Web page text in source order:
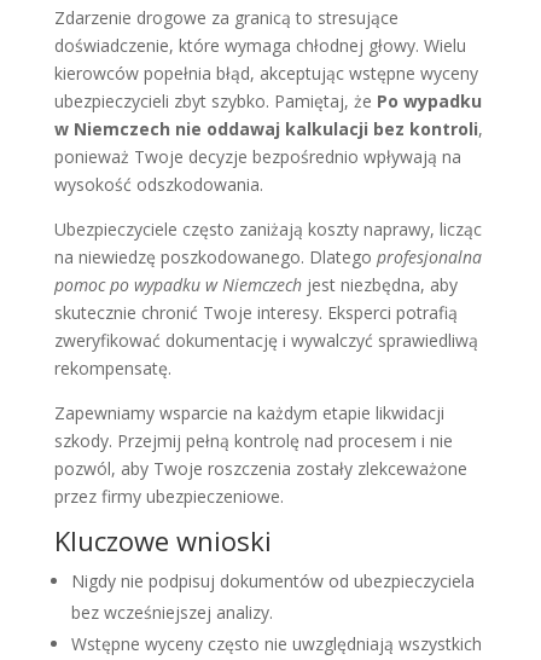
Zdarzenie drogowe za granicą to stresujące
doświadczenie, które wymaga chłodnej głowy. Wielu
kierowców popełnia błąd, akceptując wstępne wyceny
ubezpieczycieli zbyt szybko. Pamiętaj, że Po wypadku
w Niemczech nie oddawaj kalkulacji bez kontroli,
ponieważ Twoje decyzje bezpośrednio wpływają na
wysokość odszkodowania.
Ubezpieczyciele często zaniżają koszty naprawy, licząc
na niewiedzę poszkodowanego. Dlatego profesjonalna
pomoc po wypadku w Niemczechjest niezbędna, aby
skutecznie chronić Twoje interesy. Eksperci potrafią
zweryfikować dokumentację i wywalczyć sprawiedliwą
rekompensatę.
Zapewniamy wsparcie na każdym etapie likwidacji
szkody. Przejmij pełną kontrolę nad procesem i nie
pozwól, aby Twoje roszczenia zostały zlekceważone
przez firmy ubezpieczeniowe.
Kluczowe wnioski
Nigdy nie podpisuj dokumentów od ubezpieczyciela
bez wcześniejszej analizy.
Wstępne wyceny często nie uwzględniają wszystkich